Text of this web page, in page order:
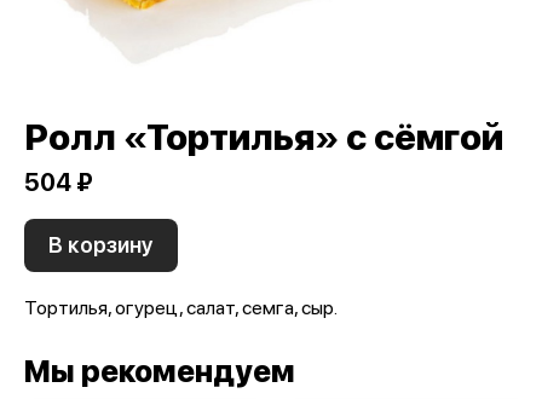
Ролл «Тортилья» с сёмгой
504 ₽
В корзину
Тортилья, огурец, салат, семга, сыр.
Мы рекомендуем